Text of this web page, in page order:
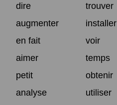
dire
trouver
augmenter
installer
en fait
voir
aimer
temps
petit
obtenir
analyse
utiliser